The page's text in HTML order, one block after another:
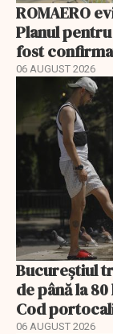
ROMAERO
Planul
fost
06 AUGUST 2026
Bucureștiul
de până la
Cod
06 AUGUST 2026